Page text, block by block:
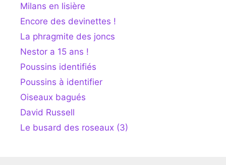
Milans en lisière
Encore des devinettes !
La phragmite des joncs
Nestor a 15 ans !
Poussins identifiés
Poussins à identifier
Oiseaux bagués
David Russell
Le busard des roseaux (3)